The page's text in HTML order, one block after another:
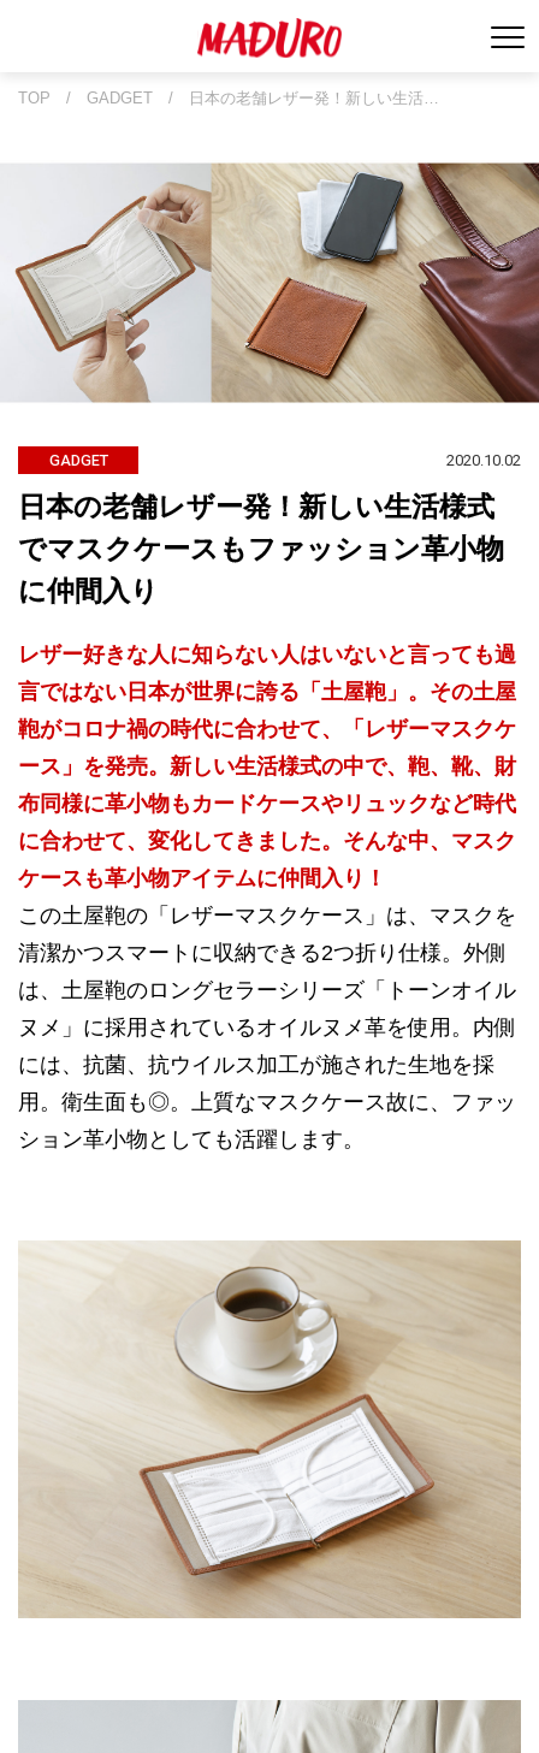
TOP / GADGET / 日本の老舗レザー発！新しい生活…
GADGET 2020.10.02
日本の老舗レザー発！新しい生活様式
でマスクケースもファッション革小物
に仲間入り
レザー好きな人に知らない人はいないと言っても過
言ではない日本が世界に誇る「土屋鞄」。その土屋
鞄がコロナ禍の時代に合わせて、「レザーマスクケ
ース」を発売。新しい生活様式の中で、鞄、靴、財
布同様に革小物もカードケースやリュックなど時代
に合わせて、変化してきました。そんな中、マスク
ケースも革小物アイテムに仲間入り！
この土屋鞄の「レザーマスクケース」は、マスクを
清潔かつスマートに収納できる2つ折り仕様。外側
は、土屋鞄のロングセラーシリーズ「トーンオイル
ヌメ」に採用されているオイルヌメ革を使用。内側
には、抗菌、抗ウイルス加工が施された生地を採
用。衛生面も◎。上質なマスクケース故に、ファッ
ション革小物としても活躍します。